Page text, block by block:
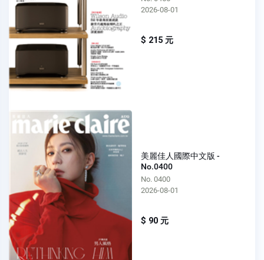
2026-08-01
$ 215 元
美麗佳人國際中文版 -
No.0400
No. 0400
2026-08-01
$ 90 元